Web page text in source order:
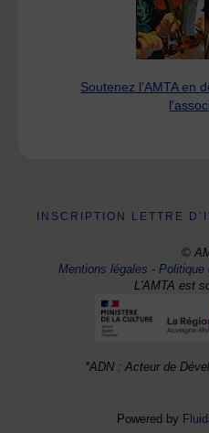
Soutenez l'AMTA en
INSCRIPTION LETTRE
©
Mentions légales -Politique
L'AMTA est
*ADN : Acteur de
Powered by